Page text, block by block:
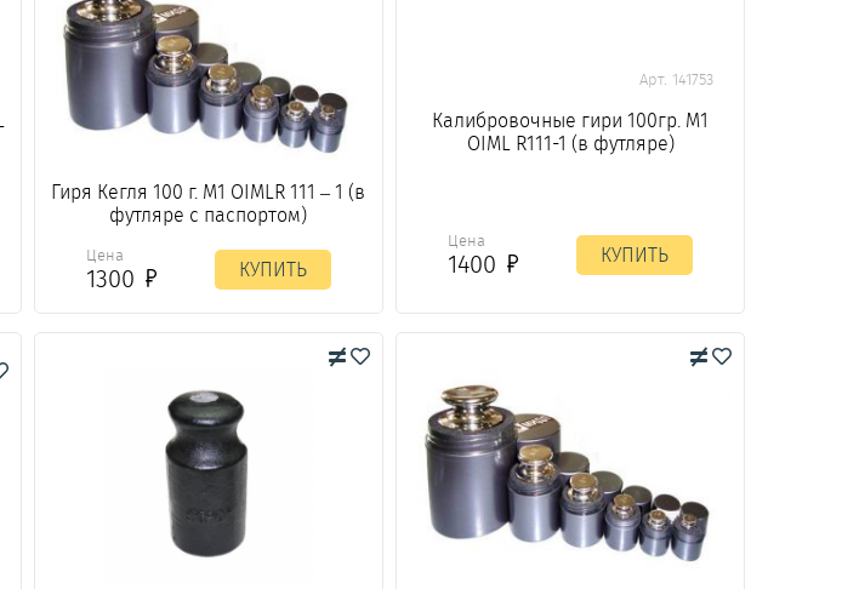
Гиря Кегля 100 г. М1 OIMLR 111 – 1 (в
футляре с паспортом)
Цена
1300 КУПИТЬ
Арт. 141753
Калибровочные гири 100гр. М1
OIML R111-1 (в футляре)
Цена
1400 КУПИТЬ